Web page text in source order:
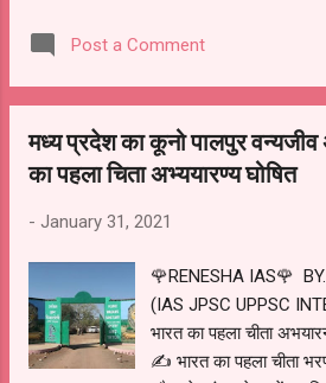
RENESHA IAS ✍️
अलग समाचार पत्रों व अन्य
INTERVIEW FACED)
समसामयिकी 🌹
हुआ है। मेघालय के मुख्यमंत्री
की लम्बाई १६९ किमी है।
कि इस ब्रिज के कारण
गतिविधियों में तेज़ी आएगी।
पर्व २०२१ का उद्घाटन
Post a Comment
मध्य प्रदेश का कूनो पालपुर वन्यजीव
का पहला चिता अभ्ययारण्य घोषित
- January 31, 2021
🌹RENESHA IAS🌹
(IAS JPSC UPPSC
भारत का पहला चीता
✍️ भारत का पहला चीता